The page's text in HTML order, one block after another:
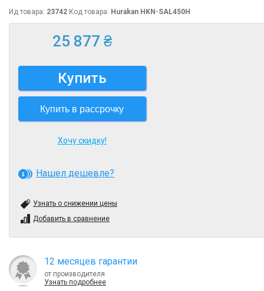
Ид товара: 23742 Код товара: Hurakan HKN-SAL450H
25 877 ₴
Купить
Купить в рассрочку
Хочу скидку!
Нашел дешевле?
Узнать о снижении цены
Добавить в сравнение
12 месяцев гарантии
от производителя
Узнать подробнее